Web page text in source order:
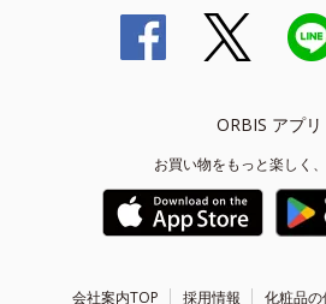
ORBIS アプリ
お買い物をもっと楽しく
会社案内TOP 採用情報 化粧品